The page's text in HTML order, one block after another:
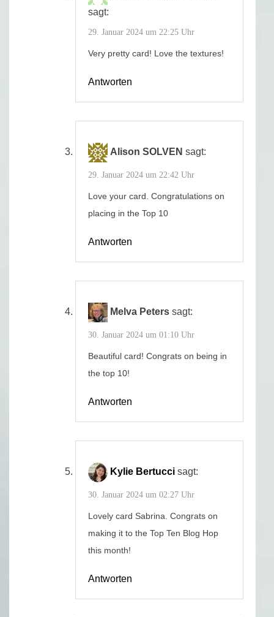
sagt:
29. Januar 2024 um 22:25 Uhr
Very pretty card! Love the textures!
Antworten
Alison SOLVEN sagt:
29. Januar 2024 um 22:42 Uhr
Love your card. Congratulations on
placing in the Top 10
Antworten
Melva Peters sagt:
30. Januar 2024 um 01:10 Uhr
Beautiful card! Congrats on being in
the top 10!
Antworten
Kylie Bertucci sagt:
30. Januar 2024 um 02:27 Uhr
Lovely card Sabrina. Congrats on
making it to the Top Ten Blog Hop
this month!
Antworten